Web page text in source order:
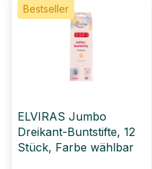
Bestseller
ELVIRAS Jumbo
Dreikant-Buntstifte, 12
Stück, Farbe wählbar